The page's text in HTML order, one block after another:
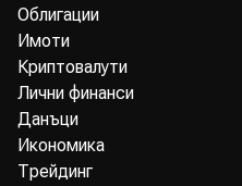
Облигации
Имоти
Криптовалути
Лични финанси
Данъци
Икономика
Трейдинг